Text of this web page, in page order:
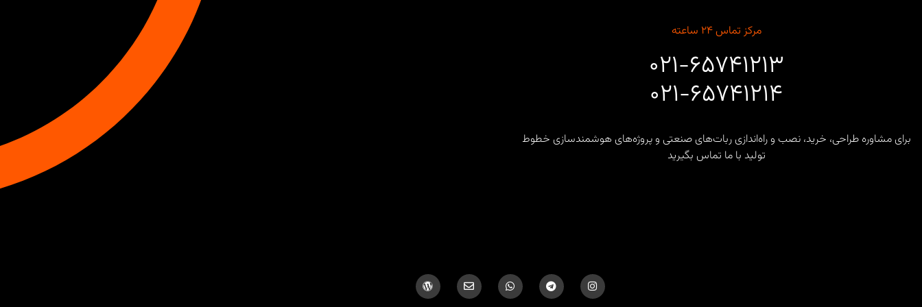
مرکز تماس ۲۴ ساعته
۰۲۱-۶۵۷۴۱۲۱۳
۰۲۱-۶۵۷۴۱۲۱۴
برای مشاوره طراحی، خرید، نصب و راه‌اندازی ربات‌های صنعتی و پروژه‌های هوشمندسازی خطوط
تولید با ما تماس بگیرید